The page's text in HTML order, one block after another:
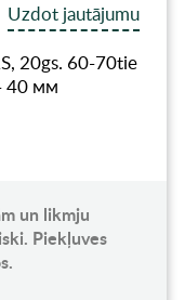
Uzdot jautājumu
20gs. 60-70tie
40 мм
un likmju
Piekļuves